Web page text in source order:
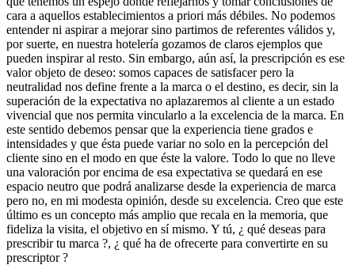
cara a aquellos establecimientos a priori más débiles. No podemos
entender ni aspirar a mejorar sino partimos de referentes válidos y,
por suerte, en nuestra hotelería gozamos de claros ejemplos que
pueden inspirar al resto. Sin embargo, aún así, la prescripción es ese
valor objeto de deseo: somos capaces de satisfacer pero la
neutralidad nos define frente a la marca o el destino, es decir, sin la
superación de la expectativa no aplazaremos al cliente a un estado
vivencial que nos permita vincularlo a la excelencia de la marca. En
este sentido debemos pensar que la experiencia tiene grados e
intensidades y que ésta puede variar no solo en la percepción del
cliente sino en el modo en que éste la valore. Todo lo que no lleve
una valoración por encima de esa expectativa se quedará en ese
espacio neutro que podrá analizarse desde la experiencia de marca
pero no, en mi modesta opinión, desde su excelencia. Creo que este
último es un concepto más amplio que recala en la memoria, que
fideliza la visita, el objetivo en sí mismo. Y tú, ¿ qué deseas para
prescribir tu marca ?, ¿ qué ha de ofrecerte para convertirte en su
prescriptor ?